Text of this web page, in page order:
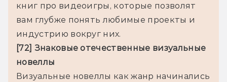
книг про видеоигры, которые позволят
вам глубже понять любимые проекты и
[72] Знаковые отечественные визуальные
новеллы
Визуальные новеллы как жанр начинались